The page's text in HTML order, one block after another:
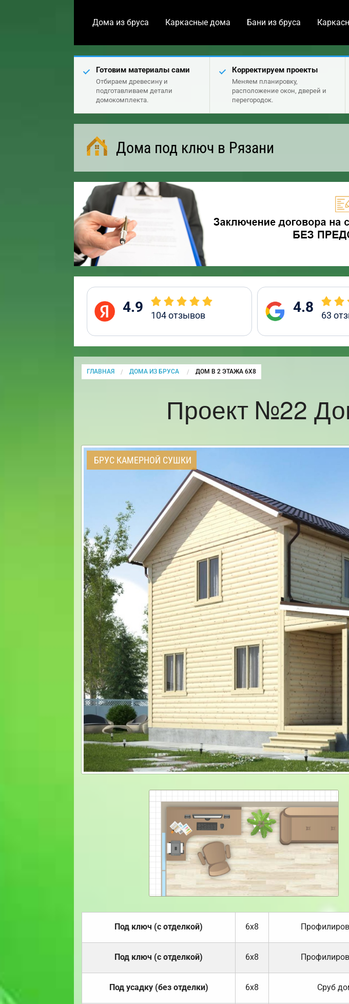
Дома из бруса Каркасные дома Бани из бруса
Готовим материалы сами
Отбираем древесину и
подготавливаем детали
домокомплекта.
Корректируем проекты
Меняем планировку,
расположение окон, дверей и
перегородок.
Дома под ключ в Рязани
4.9 104отзывов 4.8 63
ГЛАВНАЯ ДОМА ИЗ БРУСА CURRENT:
ДОМ В 2 ЭТАЖА 6Х8
Проект №22
БРУС КАМЕРНОЙ СУШКИ
Под ключ (с отделкой) 6х8
Под ключ (с отделкой) 6х8
Под усадку (без отделки) 6х8 Cруб